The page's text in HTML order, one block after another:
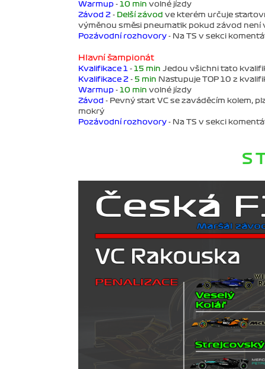
Warmup - 10 min volné jízdy
Závod 2 - Delší závod ve kterém určuje
výměnou směsi pneumatik pokud závod
Pozávodní rozhovory - Na TS v sekci
Hlavní šampionát
Kvalifikace 1 - 15 min Jedou všichni tato
Kvalifikace 2 - 5 min Nastupuje TOP 10 z
Warmup - 10 min volné jízdy
Závod - Pevný start VC se zaváděcím kolem,
mokrý
Pozávodní rozhovory - Na TS v sekci
S